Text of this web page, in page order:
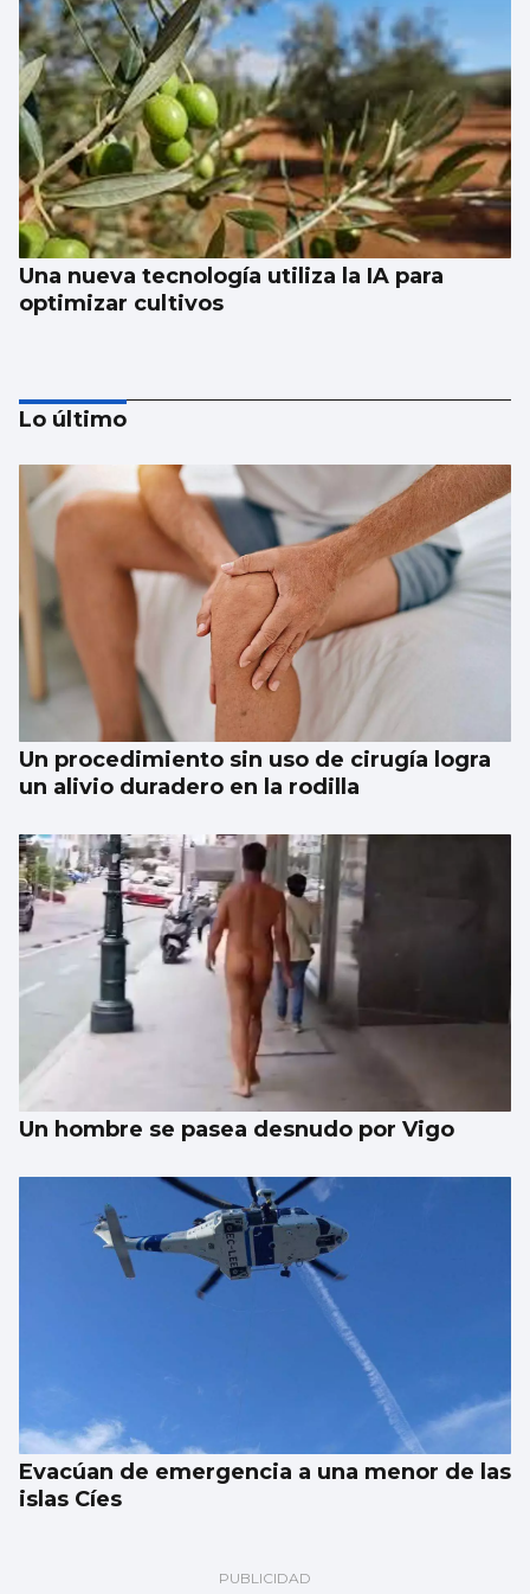
Una nueva tecnología utiliza la IA para
optimizar cultivos
CCOO denuncia que 55.000 trabajadores
gallegos trabajan horas extras cada semana
y cuatro de cada diez no las cobran
Lo último
Un procedimiento sin uso de cirugía logra
un alivio duradero en la rodilla
Un hombre se pasea desnudo por Vigo
Evacúan de emergencia a una menor de las
islas Cíes